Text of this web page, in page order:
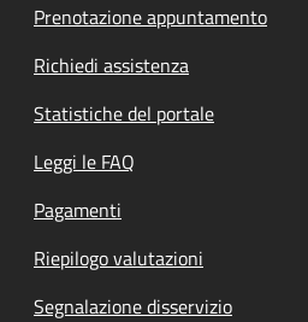
Prenotazione appuntamento
Richiedi assistenza
Statistiche del portale
Leggi le FAQ
Pagamenti
Riepilogo valutazioni
Segnalazione disservizio